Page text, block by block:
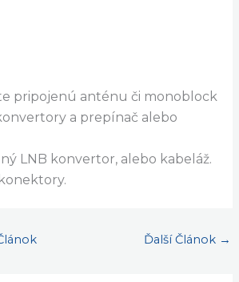
pripojenú anténu či monoblock
a prepínač alebo
LNB konvertor, alebo kabeláž.
Ďalší Článok →